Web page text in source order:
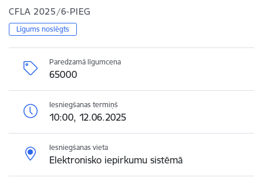
CFLA 2025/6-PIEG
Līgums noslēgts
Paredzamā līgumcena
65000
Iesniegšanas termiņš
10:00, 12.06.2025
Iesniegšanas vieta
Elektronisko iepirkumu sistēmā